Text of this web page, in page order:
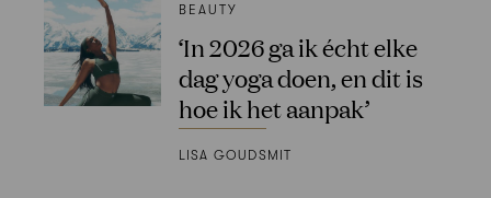
BEAUTY
‘In 2026 ga ik écht elke
dag yoga doen, en dit is
hoe ik het aanpak’
LISA GOUDSMIT